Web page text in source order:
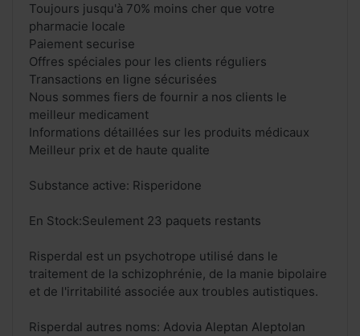
Toujours jusqu'à 70% moins cher que votre
pharmacie locale
Paiement securise
Offres spéciales pour les clients réguliers
Transactions en ligne sécurisées
Nous sommes fiers de fournir a nos clients le
meilleur medicament
Informations détaillées sur les produits médicaux
Meilleur prix et de haute qualite
Substance active: Risperidone
En Stock:Seulement 23 paquets restants
Risperdal est un psychotrope utilisé dans le
traitement de la schizophrénie, de la manie bipolaire
et de l'irritabilité associée aux troubles autistiques.
Risperdal autres noms: Adovia Aleptan Aleptolan